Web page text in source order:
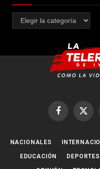
Categorías
FacebookX
NACIONALES
EDUCACIÓN DEPORTES